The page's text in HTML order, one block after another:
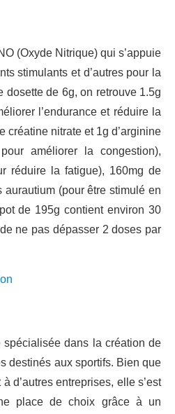
(Oxyde Nitrique) qui s’appuie
stimulants et d’autres pour la
dosette de 6g, on retrouve 1.5g
l’endurance et réduire la
créatine nitrate et 1g d’arginine
améliorer la congestion),
réduire la fatigue), 160mg de
(pour être stimulé en
de 195g contient environ 30
ne pas dépasser 2 doses par
dans la création de
destinés aux sportifs. Bien que
d’autres entreprises, elle s’est
place de choix grâce à un